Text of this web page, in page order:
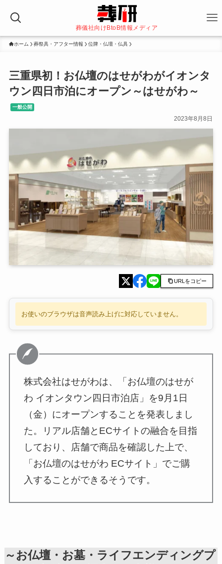
葬儀社向けBtoB情報メディア
ホーム 葬祭具・アフター情報 位牌・仏壇・仏具
三重県初！お仏壇のはせがわがイオンタ
ウン四日市泊にオープン～はせがわ～
一般公開
2023年8月8日
URLをコピー
お使いのブラウザは音声読み上げに対応していません。
株式会社はせがわは、「お仏壇のはせが
わ イオンタウン四日市泊店」を9月1日
（金）にオープンすることを発表しまし
た。リアル店舗とECサイトの融合を目指
しており、店舗で商品を確認した上で、
「お仏壇のはせがわ ECサイト」でご購
入することができるそうです。
～お仏壇・お墓・ライフエンディングプ